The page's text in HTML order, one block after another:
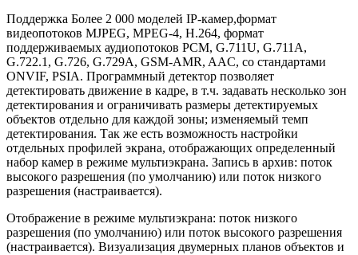
Поддержка Более 2 000 моделей IP-камер,формат
видеопотоков MJPEG, MPEG-4, H.264, формат
поддерживаемых аудиопотоков PCM, G.711U, G.711A,
G.722.1, G.726, G.729A, GSM-AMR, AAC, со стандартами
ONVIF, PSIA. Программный детектор позволяет
детектировать движение в кадре, в т.ч. задавать несколько зон
детектирования и ограничивать размеры детектируемых
объектов отдельно для каждой зоны; изменяемый темп
детектирования. Так же есть возможность настройки
отдельных профилей экрана, отображающих определенный
набор камер в режиме мультиэкрана. Запись в архив: поток
высокого разрешения (по умолчанию) или поток низкого
разрешения (настраивается).
Отображение в режиме мультиэкрана: поток низкого
разрешения (по умолчанию) или поток высокого разрешения
(настраивается). Визуализация двумерных планов объектов и